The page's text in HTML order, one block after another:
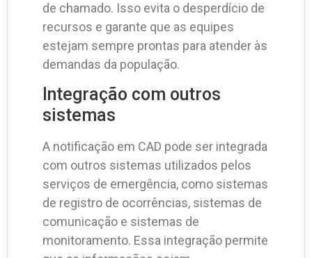
de chamado. Isso evita o desperdício de
recursos e garante que as equipes
estejam sempre prontas para atender às
demandas da população.
Integração com outros
sistemas
A notificação em CAD pode ser integrada
com outros sistemas utilizados pelos
serviços de emergência, como sistemas
de registro de ocorrências, sistemas de
comunicação e sistemas de
monitoramento. Essa integração permite